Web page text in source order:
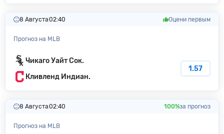
8 Августа02:40 Оцени первым
Прогноз на MLB
Чикаго Уайт Сок.
Кливленд Индиан.
1.57
8 Августа02:40 100%за прогноз
Прогноз на MLB